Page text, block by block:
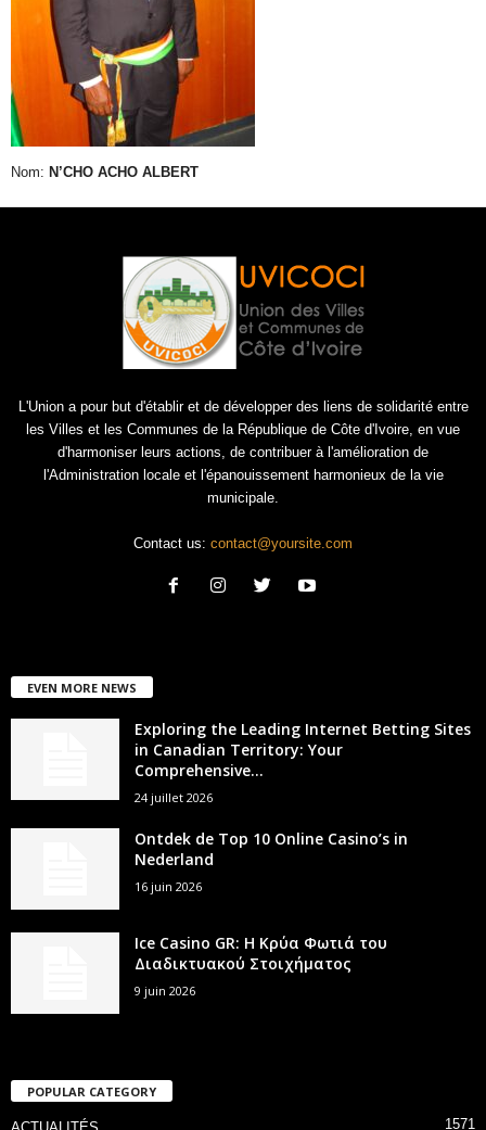
Nom: N’CHO ACHO ALBERT
L'Union a pour but d'établir et de développer des liens de solidarité entre
les Villes et les Communes de la République de Côte d'Ivoire, en vue
d'harmoniser leurs actions, de contribuer à l'amélioration de
l'Administration locale et l'épanouissement harmonieux de la vie
municipale.
Contact us: contact@yoursite.com
EVEN MORE NEWS
Exploring the Leading Internet Betting Sites
in Canadian Territory: Your
Comprehensive...
24 juillet 2026
Ontdek de Top 10 Online Casino’s in
Nederland
16 juin 2026
Ice Casino GR: Η Κρύα Φωτιά του
Διαδικτυακού Στοιχήματος
9 juin 2026
POPULAR CATEGORY
ACTUALITÉS 1571